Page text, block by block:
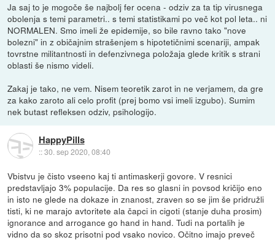
Ja saj to je mogoče še najbolj fer ocena - odziv za ta tip virusnega
obolenja s temi parametri.. s temi statistikami po več kot pol leta.. ni
NORMALEN. Smo imeli že epidemije, so bile ravno tako "nove
bolezni" in z običajnim strašenjem s hipotetičnimi scenariji, ampak
tovrstne militantnosti in defenzivnega položaja glede kritik s strani
oblasti še nismo videli.
Zakaj je tako, ne vem. Nisem teoretik zarot in ne verjamem, da gre
za kako zaroto ali celo profit (prej bomo vsi imeli izgubo). Sumim
nek butast refleksen odziv, psihologijo.
HappyPills
::30. sep 2020, 08:40
Vbistvu je čisto vseeno kaj ti antimaskerji govore. V resnici
predstavljajo 3% populacije. Da res so glasni in povsod kričijo eno
in isto ne glede na dokaze in znanost, zraven so se jim še pridružli
tisti, ki ne marajo avtoritete ala čapci in cigoti (stanje duha prosim)
ignorance and arrogance go hand in hand. Tudi na portalih je
vidno da so skoz prisotni pod vsako novico. Očitno imajo preveč